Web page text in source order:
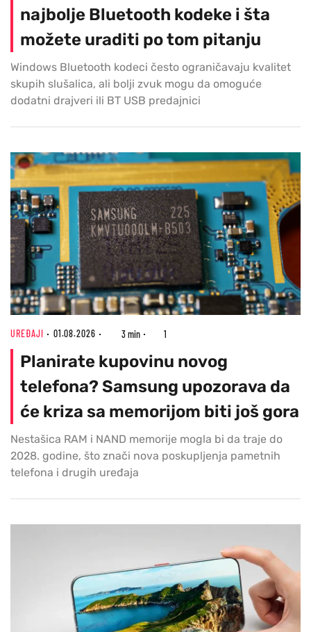
najbolje Bluetooth kodeke i šta
možete uraditi po tom pitanju
Windows Bluetooth kodeci često ograničavaju kvalitet
skupih slušalica, ali bolji zvuk mogu da omoguće
dodatni drajveri ili BT USB predajnici
UREĐAJI 01.08.2026 3 min 1
Planirate kupovinu novog
telefona? Samsung upozorava da
će kriza sa memorijom biti još gora
Nestašica RAM i NAND memorije mogla bi da traje do
2028. godine, što znači nova poskupljenja pametnih
telefona i drugih uređaja